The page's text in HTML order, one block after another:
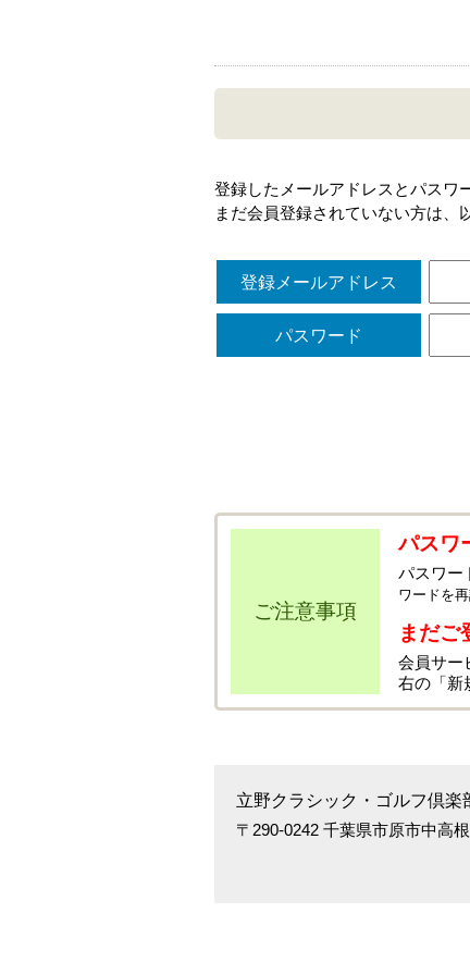
登録したメールアドレスとパスワ
まだ会員登録されていない方は、
登録メールアドレス
パスワード
ご注意事項
パスワ
パスワー
ワードを
まだご
会員サー
右の「新
立野クラシック・ゴルフ倶楽
〒290-0242 千葉県市原市中高